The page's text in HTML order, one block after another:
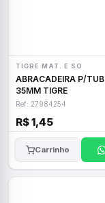
TIGRE MAT. E SO
ABRACADEIRA P/TUBOS 15 A
35MM TIGRE
Ref: 27984254
R$ 1,45
Carrinho